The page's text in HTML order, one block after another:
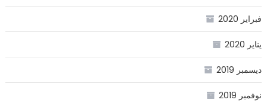
فبراير 2020
يناير 2020
ديسمبر 2019
نوفمبر 2019